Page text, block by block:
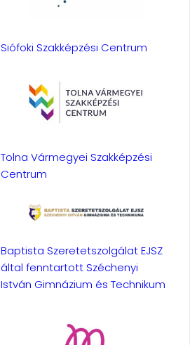
Siófoki Szakképzési Centrum
Tolna Vármegyei Szakképzési
Centrum
Baptista Szeretetszolgálat EJSZ
által fenntartott Széchenyi
István Gimnázium és Technikum